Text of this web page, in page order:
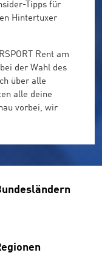
Tipps für
Hintertuxer
Rent am
der Wahl des
über alle
alle deine
vorbei, wir